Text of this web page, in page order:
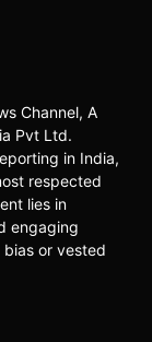
Channel, A
Pvt Ltd.
in India,
respected
lies in
engaging
bias or vested